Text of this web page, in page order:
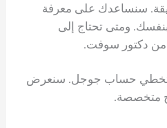
سنساعدك على معرفة
ومتى تحتاج إلى
دكتور سوفت.
لتخطي حساب جوجل. سنعرض
متخصصة.